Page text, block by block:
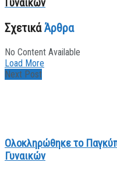
Γυναικών
ΣχετικάΆρθρα
No Content Available
Load More
Next Post
Ολοκληρώθηκε το
Γυναικών